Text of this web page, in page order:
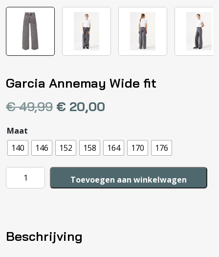
Garcia Annemay Wide fit
€49,99 € 20,00
Maat
140
146 152 158 164 170 176
Garcia
Annemay
Toevoegen aan winkelwagen
Beschrijving